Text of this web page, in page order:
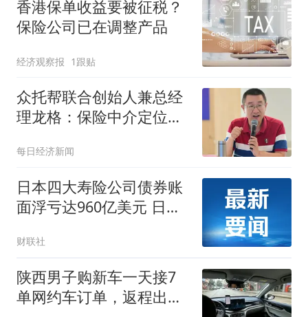
香港保单收益要被征税？
保险公司已在调整产品
经济观察报 1跟贴
众托帮联合创始人兼总经
理龙格：保险中介定位
应比险企更严
每日经济新闻
日本四大寿险公司债券账
面浮亏达960亿美元 日本
财联社
陕西男子购新车一天接7
单网约车订单，返程出事